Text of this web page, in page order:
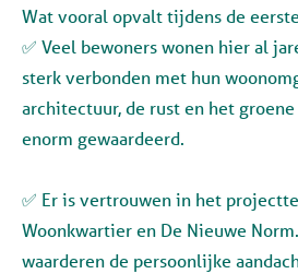
Wat vooral opvalt tijdens de
✅ Veel bewoners wonen hier al
sterk verbonden met hun
architectuur, de rust en het
enorm gewaardeerd.
✅ Er is vertrouwen in het
Woonkwartier en De Nieuwe
waarderen de persoonlijke